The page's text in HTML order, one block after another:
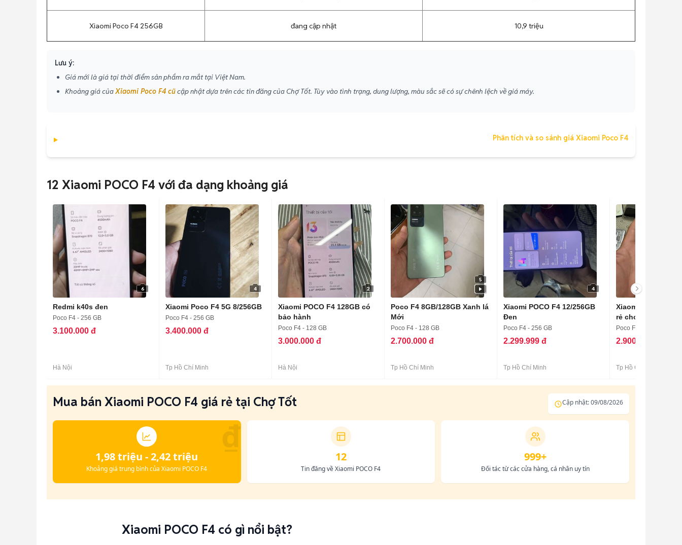
Xiaomi Poco F4 256GB đang cập nhật 10,9 triệu
Lưu ý:
Giá mới là giá tại thời điểm sản phẩm ra mắt tại Việt Nam.
Khoảng giá củaXiaomi Poco F4 cũcập nhật dựa trên các tin đăng của Chợ Tốt. Tùy vào tình trạng, dung lượng, màu sắc sẽ có sự chênh lệch về giá máy.
Phân tích và so sánh giá Xiaomi Poco F4
12 Xiaomi POCO F4 với đa dạng khoảng giá
6
Redmi k40s đen
Poco F4 - 256 GB
3.100.000 đ
Hà Nội
4
Xiaomi Poco F4 5G 8/256GB
Poco F4 - 256 GB
3.400.000 đ
Tp Hồ Chí Minh
2
Xiaomi POCO F4 128GB có
bảo hành
Poco F4 - 128 GB
3.000.000 đ
Hà Nội
5
Poco F4 8GB/128GB Xanh lá
Mới
Poco F4 - 128 GB
2.700.000 đ
Tp Hồ Chí Minh
4
Xiaomi POCO F4 12/256GB
Đen
Poco F4 - 256 GB
2.299.999 đ
Tp Hồ Chí Minh
Xiaomi k40s rom
rẻ cho ae trải
Poco F4 - 256 GB
2.900.000 đ
Tp Hồ Chí Minh
Mua bán Xiaomi POCO F4 giá rẻ tại Chợ Tốt Cập nhật: 09/08/2026
₫
1,98 triệu - 2,42 triệu
Khoảng giá trung bình của Xiaomi POCO F4
12
Tin đăng về Xiaomi POCO F4
999+
Đối tác từ các cửa hàng, cá nhân uy tín
Xiaomi POCO F4 có gì nổi bật?